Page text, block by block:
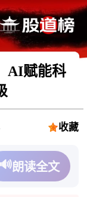
AI赋能科
收藏
🔊朗读全文